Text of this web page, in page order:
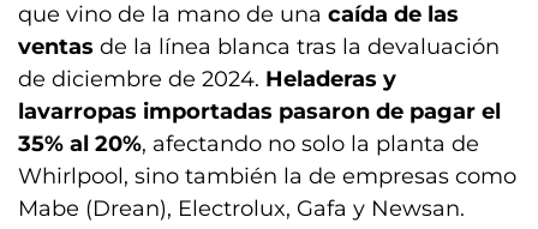
que vino de la mano de una caída de las
ventas de la línea blanca tras la devaluación
de diciembre de 2024. Heladeras y
lavarropas importadas pasaron de pagar el
35% al 20%, afectando no solo la planta de
Whirlpool, sino también la de empresas como
Mabe (Drean), Electrolux, Gafa y Newsan.